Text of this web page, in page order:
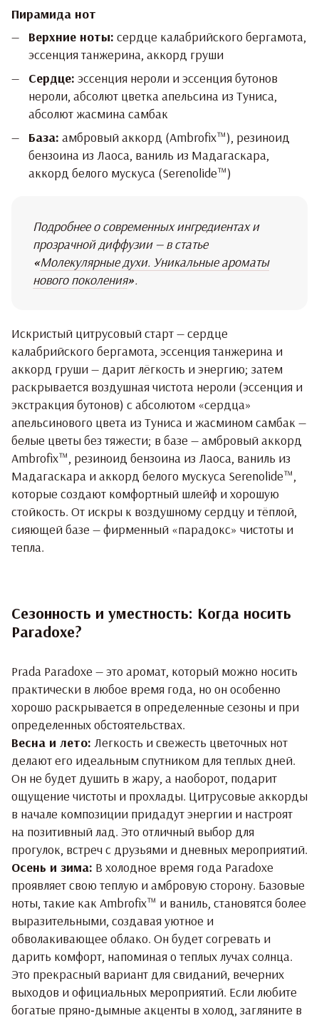
Пирамида нот
Верхние ноты: сердце калабрийского бергамота,
эссенция танжерина, аккорд груши
Сердце: эссенция нероли и эссенция бутонов
нероли, абсолют цветка апельсина из Туниса,
абсолют жасмина самбак
База: амбровый аккорд (Ambrofix™), резиноид
бензоина из Лаоса, ваниль из Мадагаскара,
аккорд белого мускуса (Serenolide™)
Подробнее о современных ингредиентах и
прозрачной диффузии — в статье
«Молекулярные духи. Уникальные ароматы
нового поколения».
Искристый цитрусовый старт — сердце
калабрийского бергамота, эссенция танжерина и
аккорд груши — дарит лёгкость и энергию; затем
раскрывается воздушная чистота нероли (эссенция и
экстракция бутонов) с абсолютом «сердца»
апельсинового цвета из Туниса и жасмином самбак —
белые цветы без тяжести; в базе — амбровый аккорд
Ambrofix™, резиноид бензоина из Лаоса, ваниль из
Мадагаскара и аккорд белого мускуса Serenolide™,
которые создают комфортный шлейф и хорошую
стойкость. От искры к воздушному сердцу и тёплой,
сияющей базе — фирменный «парадокс» чистоты и
тепла.
Сезонность и уместность: Когда носить
Paradoxe?
Prada Paradoxe — это аромат, который можно носить
практически в любое время года, но он особенно
хорошо раскрывается в определенные сезоны и при
определенных обстоятельствах.
Весна и лето: Легкость и свежесть цветочных нот
делают его идеальным спутником для теплых дней.
Он не будет душить в жару, а наоборот, подарит
ощущение чистоты и прохлады. Цитрусовые аккорды
в начале композиции придадут энергии и настроят
на позитивный лад. Это отличный выбор для
прогулок, встреч с друзьями и дневных мероприятий.
Осень и зима: В холодное время года Paradoxe
проявляет свою теплую и амбровую сторону. Базовые
ноты, такие как Ambrofix™ и ваниль, становятся более
выразительными, создавая уютное и
обволакивающее облако. Он будет согревать и
дарить комфорт, напоминая о теплых лучах солнца.
Это прекрасный вариант для свиданий, вечерних
выходов и официальных мероприятий. Если любите
богатые пряно‑дымные акценты в холод, загляните в